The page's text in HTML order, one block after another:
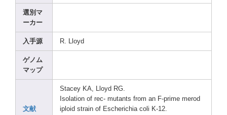
選別マ
ーカー
入手源 R. Lloyd
ゲノム
マップ
文献
Stacey KA, Lloyd RG.
Isolation of rec- mutants from an F-prime merod
iploid strain of Escherichia coli K-12.